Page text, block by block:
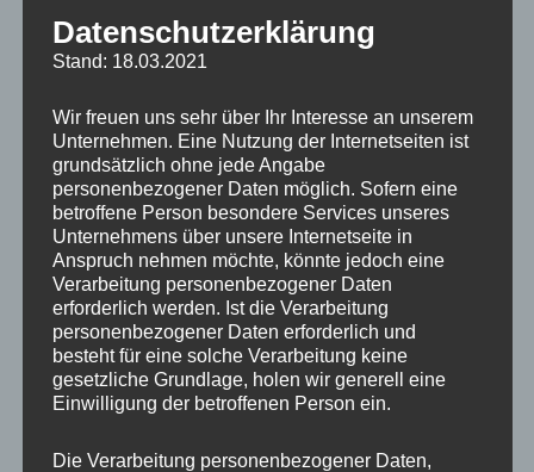
das Spiel von Licht und Schatten, einen
Benennen:Halte diese Momente kurz fest –
schreib sie in ein Notizbuch oder in dein
Handy.
Reflektieren:Am Abend lies deine Notiz(en)
nochmals durch und spüre nach:Wie – ganz
konkret – haben sie meinen Tag verändert?
Verankern:Wiederhole dies mehrere Tage
hintereinander. Mit der Zeit wirst du
feststellen, dass dein Blick geschärft wird
und du mehr Schönes siehst, ohne noch
Datenschutzerklärung
Stand: 18.03.2021
Wir freuen uns sehr über Ihr Interesse an unserem
Unternehmen. Eine Nutzung der Internetseiten ist
grundsätzlich ohne jede Angabe
personenbezogener Daten möglich. Sofern eine
betroffene Person besondere Services unseres
Unternehmens über unsere Internetseite in
Anspruch nehmen möchte, könnte jedoch eine
Verarbeitung personenbezogener Daten
erforderlich werden. Ist die Verarbeitung
personenbezogener Daten erforderlich und
besteht für eine solche Verarbeitung keine
gesetzliche Grundlage, holen wir generell eine
Einwilligung der betroffenen Person ein.
Die Verarbeitung personenbezogener Daten,